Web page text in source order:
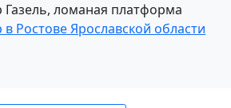
Газель, ломаная платформа
в Ростове Ярославской области